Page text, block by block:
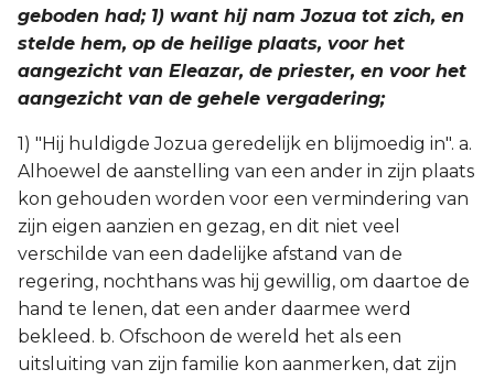
geboden had; 1) want hij nam Jozua tot zich, en
stelde hem, op de heilige plaats, voor het
aangezicht van Eleazar, de priester, en voor het
aangezicht van de gehele vergadering;
1) "Hij huldigde Jozua geredelijk en blijmoedig in". a.
Alhoewel de aanstelling van een ander in zijn plaats
kon gehouden worden voor een vermindering van
zijn eigen aanzien en gezag, en dit niet veel
verschilde van een dadelijke afstand van de
regering, nochthans was hij gewillig, om daartoe de
hand te lenen, dat een ander daarmee werd
bekleed. b. Ofschoon de wereld het als een
uitsluiting van zijn familie kon aanmerken, dat zijn